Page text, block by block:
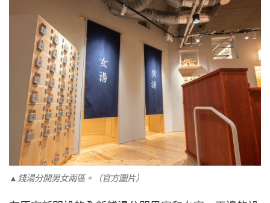
▲錢湯分開男女兩區。（官方圖片）